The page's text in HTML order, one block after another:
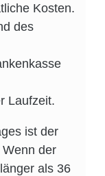
Kosten.
des
Laufzeit.
ist der
der
als 36